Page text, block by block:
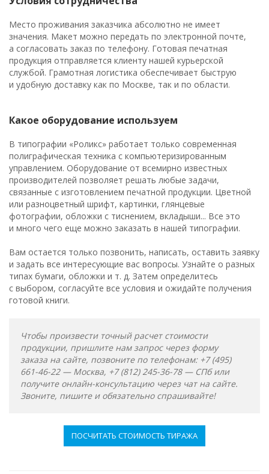
Место проживания заказчика абсолютно не имеет
значения. Макет можно передать по электронной почте,
а согласовать заказ по телефону. Готовая печатная
продукция отправляется клиенту нашей курьерской
службой. Грамотная логистика обеспечивает быструю
и удобную доставку как по Москве, так и по области.
Какое оборудование используем
В типографии «Роликс» работает только современная
полиграфическая техника с компьютеризированным
управлением. Оборудование от всемирно известных
производителей позволяет решать любые задачи,
связанные с изготовлением печатной продукции. Цветной
или разноцветный шрифт, картинки, глянцевые
фотографии, обложки с тиснением, вкладыши... Все это
и много чего еще можно заказать в нашей типографии.
Вам остается только позвонить, написать, оставить заявку
и задать все интересующие вас вопросы. Узнайте о разных
типах бумаги, обложки и т. д. Затем определитесь
с выбором, согласуйте все условия и ожидайте получения
готовой книги.
Чтобы произвести точный расчет стоимости
продукции, пришлите нам запрос через форму
заказа на сайте, позвоните по телефонам: +7 (495)
661-46-22 — Москва, +7 (812) 245-36-78 — СПб или
получите онлайн-консультацию через чат на сайте.
Звоните, пишите и обязательно спрашивайте!
ПОСЧИТАТЬ СТОИМОСТЬ ТИРАЖА